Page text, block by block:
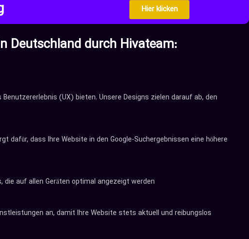
Hier klicken
:Einzigartige Merkmale des Webdesigns in Deutschland durch Hivateam
(UX) bieten. Unsere Designs zielen darauf ab, den
dass Ihre Website in den Google-Suchergebnissen eine höhere
auf allen Geräten optimal angezeigt werden
an, damit Ihre Website stets aktuell und reibungslos